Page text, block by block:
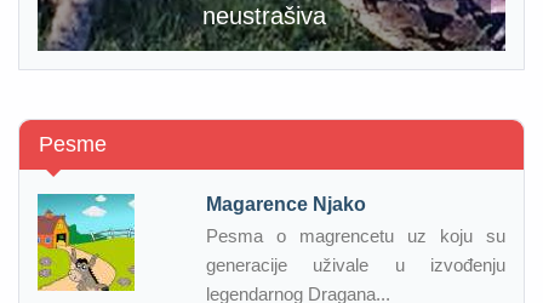
neustrašiva
Pesme
Magarence Njako
Pesma o magrencetu uz koju su
generacije uživale u izvođenju
legendarnog Dragana...